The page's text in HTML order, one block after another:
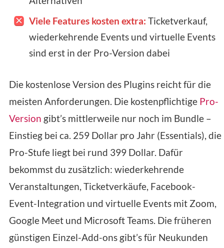
Viele Features kosten extra: Ticketverkauf,
wiederkehrende Events und virtuelle Events
sind erst in der Pro-Version dabei
Die kostenlose Version des Plugins reicht für die
meisten Anforderungen. Die kostenpflichtige Pro-
Version gibt’s mittlerweile nur noch im Bundle –
Einstieg bei ca. 259 Dollar pro Jahr (Essentials), die
Pro-Stufe liegt bei rund 399 Dollar. Dafür
bekommst du zusätzlich: wiederkehrende
Veranstaltungen, Ticketverkäufe, Facebook-
Event-Integration und virtuelle Events mit Zoom,
Google Meet und Microsoft Teams. Die früheren
günstigen Einzel-Add-ons gibt’s für Neukunden